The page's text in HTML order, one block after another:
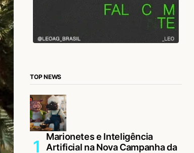
TOP NEWS
Marionetes e Inteligência
Artificial na Nova Campanha da